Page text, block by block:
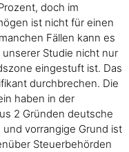
doch im
ist nicht für einen
Fällen kann es
Studie nicht nur
eingestuft ist. Das
durchbrechen. Die
haben in der
2 Gründen deutsche
vorrangige Grund ist
Steuerbehörden